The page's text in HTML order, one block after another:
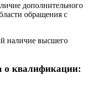
дополнительного
обращения с
наличие высшего
о квалификации: